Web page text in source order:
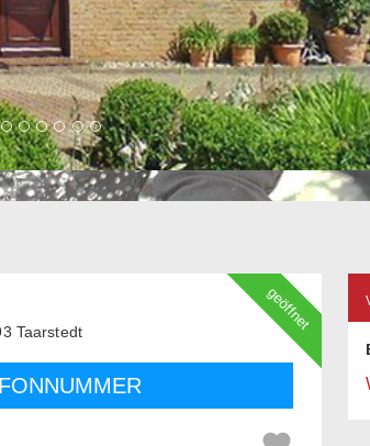
geöffnet
Taarstedt